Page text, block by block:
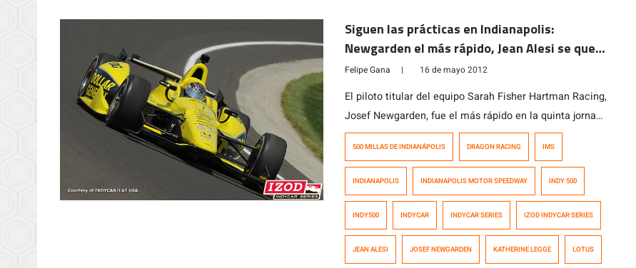
Siguen las prácticas en Indianapolis:
Newgarden el más rápido, Jean Alesi se queja
de falta de velocidad
Felipe Gana | 16 de mayo 2012
El piloto titular del equipo Sarah Fisher Hartman Racing,
Josef Newgarden, fue el más rápido en la quinta jornada
de entrenamientos en Indianapolis, de cara a las 500
de prácticas, vivido el pasado día sábado. […]
500 MILLAS DE INDIANÁPOLIS DRAGON RACING IMS
INDIANAPOLIS INDIANAPOLIS MOTOR SPEEDWAY INDY 500
INDY500 INDYCAR INDYCAR SERIES IZOD INDYCAR SERIES
JEAN ALESI JOSEF NEWGARDEN KATHERINE LEGGE LOTUS